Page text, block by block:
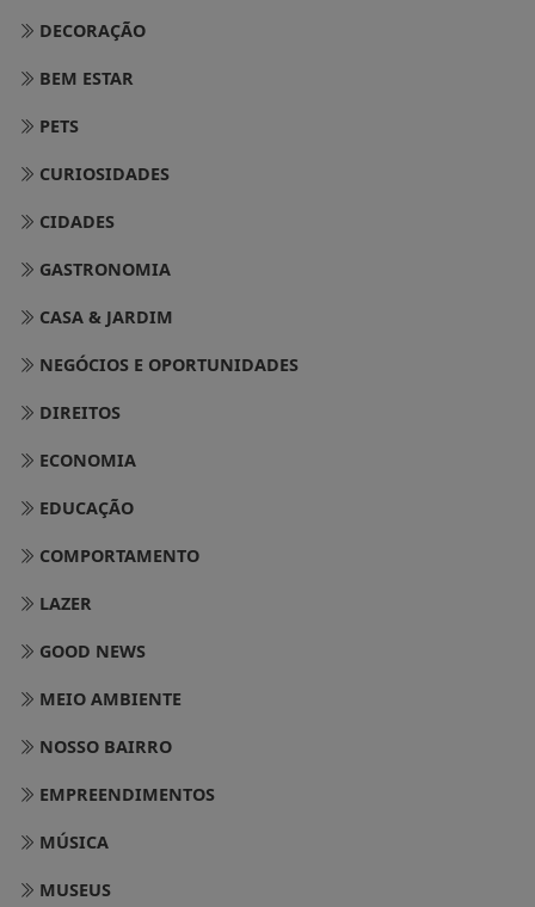
DECORAÇÃO
BEM ESTAR
PETS
CURIOSIDADES
CIDADES
GASTRONOMIA
CASA & JARDIM
NEGÓCIOS E OPORTUNIDADES
DIREITOS
ECONOMIA
EDUCAÇÃO
COMPORTAMENTO
LAZER
GOOD NEWS
MEIO AMBIENTE
NOSSO BAIRRO
EMPREENDIMENTOS
MÚSICA
MUSEUS